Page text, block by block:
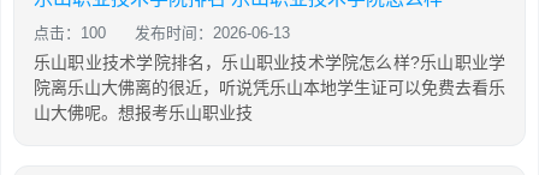
点击：100 发布时间：2026-06-13
乐山职业技术学院排名，乐山职业技术学院怎么样?乐山职业学
院离乐山大佛离的很近，听说凭乐山本地学生证可以免费去看乐
山大佛呢。想报考乐山职业技